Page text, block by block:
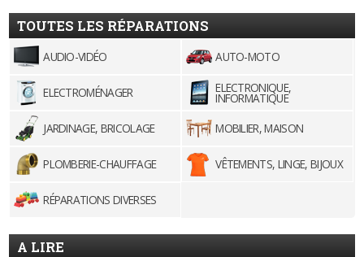
TOUTES LES RÉPARATIONS
AUDIO-VIDÉO AUTO-MOTO
ELECTROMÉNAGER ELECTRONIQUE,
INFORMATIQUE
JARDINAGE, BRICOLAGE
MOBILIER, MAISON
PLOMBERIE-CHAUFFAGE VÊTEMENTS, LINGE, BIJOUX
RÉPARATIONS DIVERSES
A LIRE